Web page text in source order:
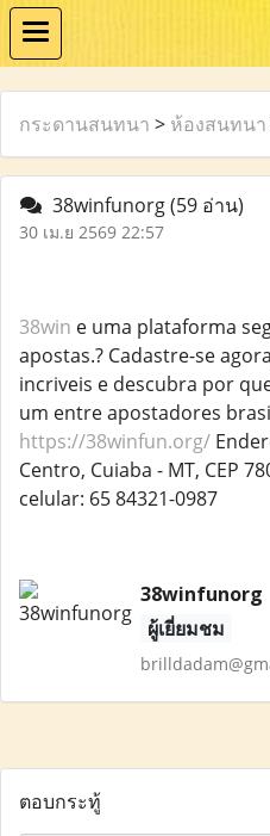
กระดานสนทนา > ห้องสนทนา
38winfunorg(59 อ่าน)
30 เม.ย 2569 22:57
38win e uma plataforma
apostas.? Cadastre-se
incriveis e descubra por
um entre apostadores
https://38winfun.org/
Centro, Cuiaba - MT, CEP
celular: 65 84321-0987
38winfunorg
ผู้เยี่ยมชม
ตอบกระทู้